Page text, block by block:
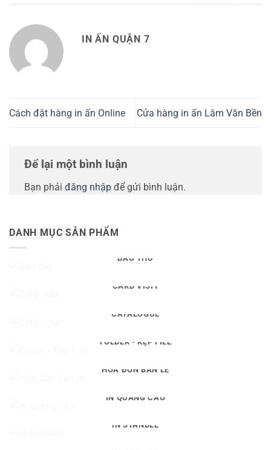
IN ẤN QUẬN 7
Cách đặt hàng in ấn Online Cửa hàng in ấn Lâm Văn Bền
Để lại một bình luận
Bạn phải đăng nhập để gửi bình luận.
DANH MỤC SẢN PHẨM
BAO THƯ
CARD VISIT
CATALOGUE
FOLDER - KẸP FILE
HÓA ĐƠN BÁN LẺ
IN QUẢNG CÁO
IN STANDEE